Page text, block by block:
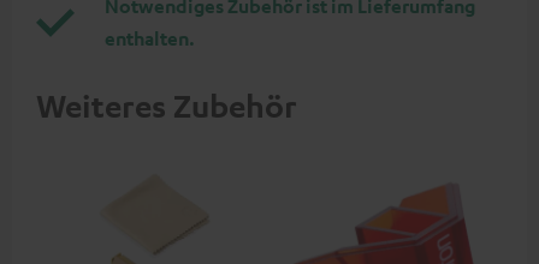
Notwendiges Zubehör ist im Lieferumfang
enthalten.
Weiteres Zubehör